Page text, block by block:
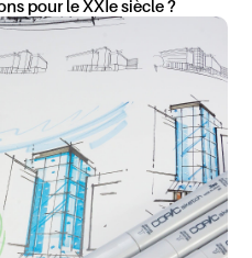
pour le XXIe siècle ?